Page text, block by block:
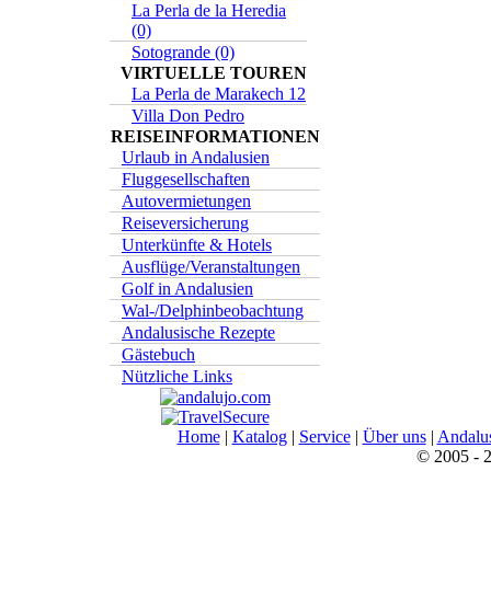
La Perla de la Heredia
(0)
Sotogrande (0)
VIRTUELLE TOUREN
La Perla de Marakech 12
Villa Don Pedro
REISEINFORMATIONEN
Urlaub in Andalusien
Fluggesellschaften
Autovermietungen
Reiseversicherung
Unterkünfte & Hotels
Ausflüge/Veranstaltungen
Golf in Andalusien
Wal-/Delphinbeobachtung
Andalusische Rezepte
Gästebuch
Nützliche Links
Home| Katalog| Service| Über uns|
© 2005 -